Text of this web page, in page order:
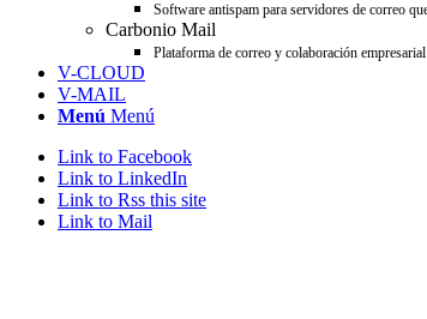
Software antispam para servidores de correo
Carbonio Mail
Plataforma de correo y colaboración
V-CLOUD
V-MAIL
Menú Menú
Link to Facebook
Link to LinkedIn
Link to Rss this site
Link to Mail